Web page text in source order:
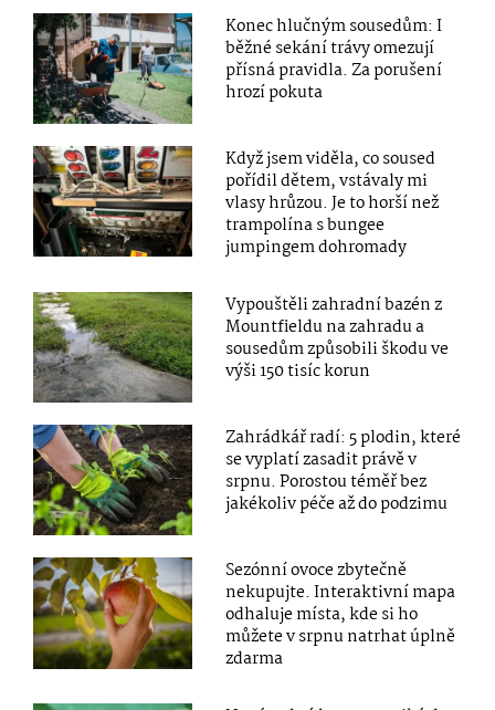
Konec hlučným sousedům: I
běžné sekání trávy omezují
přísná pravidla. Za porušení
hrozí pokuta
Když jsem viděla, co soused
pořídil dětem, vstávaly mi
vlasy hrůzou. Je to horší než
trampolína s bungee
jumpingem dohromady
Vypouštěli zahradní bazén z
Mountfieldu na zahradu a
sousedům způsobili škodu ve
výši 150 tisíc korun
Zahrádkář radí: 5 plodin, které
se vyplatí zasadit právě v
srpnu. Porostou téměř bez
jakékoliv péče až do podzimu
Sezónní ovoce zbytečně
nekupujte. Interaktivní mapa
odhaluje místa, kde si ho
můžete v srpnu natrhat úplně
zdarma